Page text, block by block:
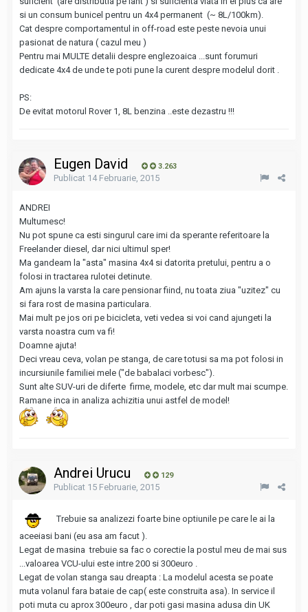
si un consum bunicel pentru un 4x4 permanent (~ 8L/100km).
Cat despre comportamentul in off-road este peste nevoia unui
pasionat de natura ( cazul meu )
Pentru mai MULTE detalii despre englezoaica ...sunt forumuri
dedicate 4x4 de unde te poti pune la curent despre modelul dorit .
PS:
De evitat motorul Rover 1, 8L benzina ..este dezastru !!!
Eugen David 3.263
Publicat 14 Februarie, 2015
ANDREI
Multumesc!
Nu pot spune ca esti singurul care imi da sperante referitoare la
Freelander diesel, dar nici ultimul sper!
Ma gandeam la "asta" masina 4x4 si datorita pretului, pentru a o
folosi in tractarea rulotei detinute.
Am ajuns la varsta la care pensionar fiind, nu toata ziua "uzitez" cu
si fara rost de masina particulara.
Mai mult pe jos ori pe bicicleta, veti vedea si voi cand ajungeti la
varsta noastra cum va fi!
Doamne ajuta!
Deci vreau ceva, volan pe stanga, de care totusi sa ma pot folosi in
incursiunile familiei mele ("de babalaci vorbesc").
Sunt alte SUV-uri de diferte firme, modele, etc dar mult mai scumpe.
Ramane inca in analiza achizitia unui astfel de model!
Andrei Urucu 129
Publicat 15 Februarie, 2015
Trebuie sa analizezi foarte bine optiunile pe care le ai la
aceeiasi bani (eu asa am facut ).
Legat de masina trebuie sa fac o corectie la postul meu de mai sus
...valoarea VCU-ului este intre 200 si 300euro .
Legat de volan stanga sau dreapta : La modelul acesta se poate
muta volanul fara bataie de cap( este construita asa). In service il
poti muta cu aprox 300euro , dar poti gasi masina adusa din UK